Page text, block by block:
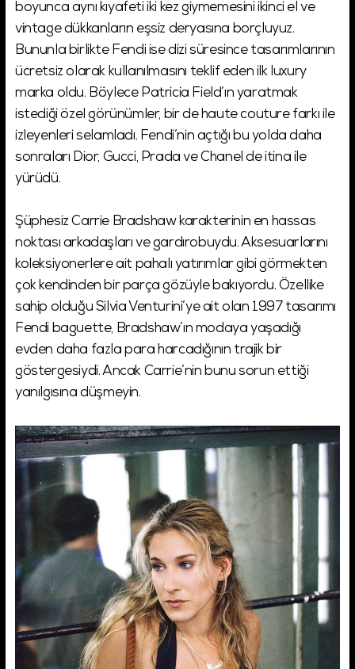
boyunca aynı kıyafeti iki kez giymemesini ikinci el ve
vintage dükkanların eşsiz deryasına borçluyuz.
Bununla birlikte Fendi ise dizi süresince tasarımlarının
ücretsiz olarak kullanılmasını teklif eden ilk luxury
marka oldu. Böylece Patricia Field’ın yaratmak
istediği özel görünümler, bir de haute couture farkı ile
izleyenleri selamladı. Fendi’nin açtığı bu yolda daha
sonraları Dior, Gucci, Prada ve Chanel de itina ile
yürüdü.
Şüphesiz Carrie Bradshaw karakterinin en hassas
noktası arkadaşları ve gardırobuydu. Aksesuarlarını
koleksiyonerlere ait pahalı yatırımlar gibi görmekten
çok kendinden bir parça gözüyle bakıyordu. Özellike
sahip olduğu Silvia Venturini’ye ait olan 1997 tasarımı
Fendi baguette, Bradshaw’ın modaya yaşadığı
evden daha fazla para harcadığının trajik bir
göstergesiydi. Ancak Carrie’nin bunu sorun ettiği
yanılgısına düşmeyin.